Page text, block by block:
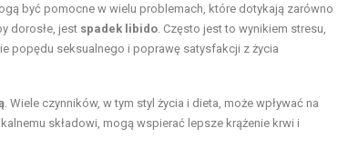
być pomocne w wielu problemach, które dotykają zarówno
dorosłe, jest spadek libido . Często jest to wynikiem stresu,
popędu seksualnego i poprawę satysfakcji z życia
. Wiele czynników, w tym styl życia i dieta, może wpływać na
składowi, mogą wspierać lepsze krążenie krwi i